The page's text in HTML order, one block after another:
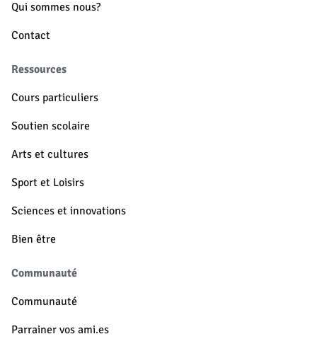
Qui sommes nous?
Contact
Ressources
Cours particuliers
Soutien scolaire
Arts et cultures
Sport et Loisirs
Sciences et innovations
Bien être
Communauté
Communauté
Parrainer vos ami.es